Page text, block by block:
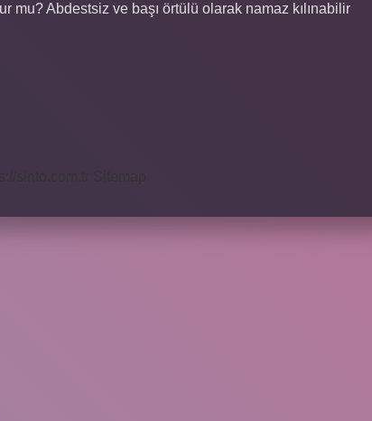
mu? Abdestsiz ve başı örtülü olarak namaz kılınabilir